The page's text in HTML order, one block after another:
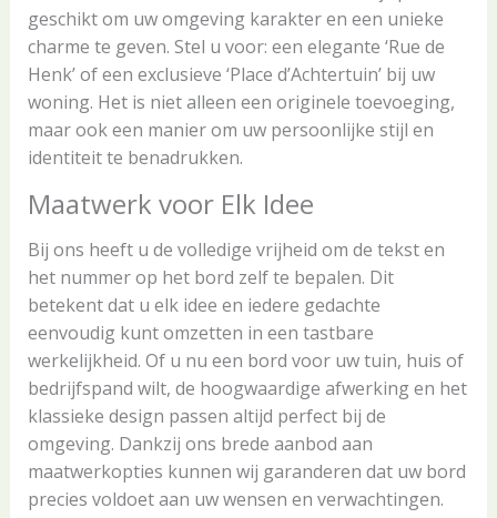
geschikt om uw omgeving karakter en een unieke
charme te geven. Stel u voor: een elegante ‘Rue de
Henk’ of een exclusieve ‘Place d’Achtertuin’ bij uw
woning. Het is niet alleen een originele toevoeging,
maar ook een manier om uw persoonlijke stijl en
identiteit te benadrukken.
Maatwerk voor Elk Idee
Bij ons heeft u de volledige vrijheid om de tekst en
het nummer op het bord zelf te bepalen. Dit
betekent dat u elk idee en iedere gedachte
eenvoudig kunt omzetten in een tastbare
werkelijkheid. Of u nu een bord voor uw tuin, huis of
bedrijfspand wilt, de hoogwaardige afwerking en het
klassieke design passen altijd perfect bij de
omgeving. Dankzij ons brede aanbod aan
maatwerkopties kunnen wij garanderen dat uw bord
precies voldoet aan uw wensen en verwachtingen.